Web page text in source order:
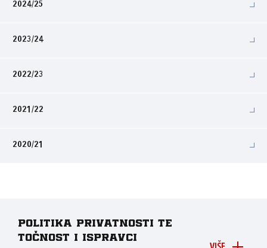
2024/25
2023/24
2022/23
2021/22
2020/21
Politika privatnosti te
točnost i ispravci